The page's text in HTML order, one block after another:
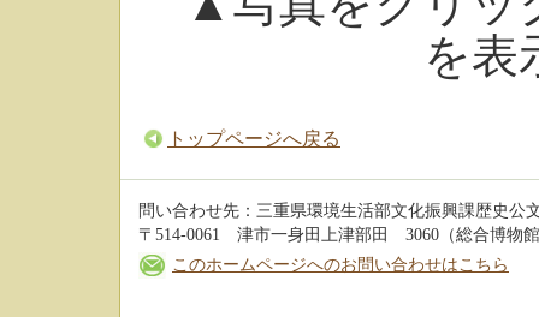
を表
トップページへ戻る
問い合わせ先：三重県環境生活部文化振興課歴史公
〒514-0061 津市一身田上津部田 3060（総合博物
このホームページへのお問い合わせはこちら